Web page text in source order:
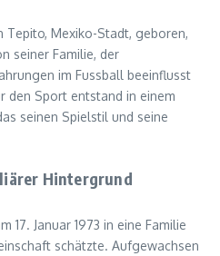
Tepito, Mexiko-Stadt, geboren,
seiner Familie, der
im Fussball beeinflusst
den Sport entstand in einem
seinen Spielstil und seine
Hintergrund
17. Januar 1973 in eine Familie
schätzte. Aufgewachsen